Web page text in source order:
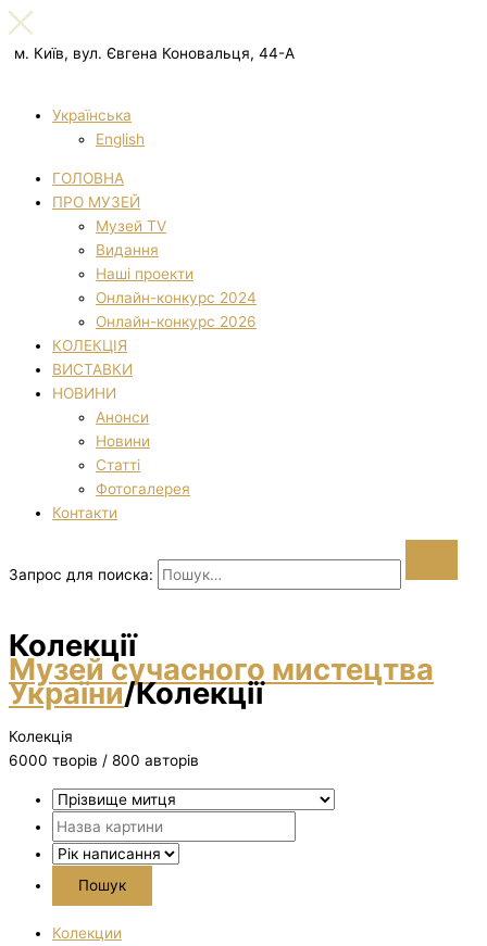
м. Київ, вул. Євгена Коновальця, 44-А
Українська
English
ГОЛОВНА
ПРО МУЗЕЙ
Музей TV
Видання
Наші проекти
Онлайн-конкурс 2024
Онлайн-конкурс 2026
КОЛЕКЦІЯ
ВИСТАВКИ
НОВИНИ
Анонси
Новини
Статті
Фотогалерея
Контакти
Запрос для поиска:
Колекції
Музей сучасного мистецтва
України/Колекції
Колекція
6000 творiв / 800 авторів
Колекции